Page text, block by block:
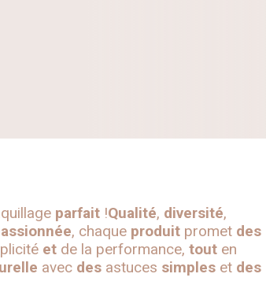
parfait !Qualité, diversité,
, chaque produit promet des
et de la performance, tout en
avec des astuces simples et des